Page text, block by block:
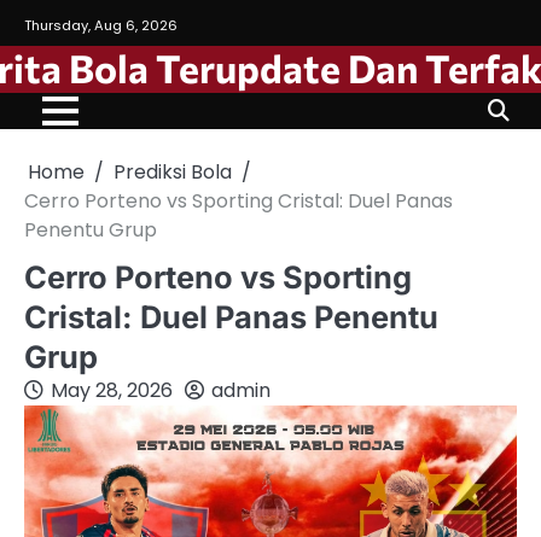
to
content
Thursday, Aug 6, 2026
Bola Terupdate Dan
Home
Prediksi Bola
Cerro Porteno vs Sporting Cristal: Duel Panas
Penentu Grup
Cerro Porteno vs Sporting
Cristal: Duel Panas Penentu
Grup
May 28, 2026 admin